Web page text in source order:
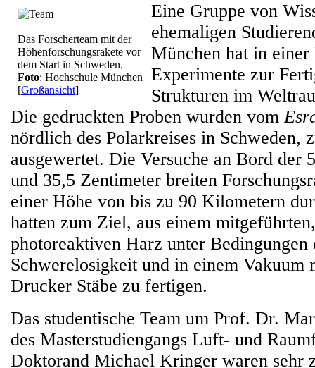
Das Forscherteam mit der
Höhenforschungsrakete vor
dem Start in Schweden.
Foto: Hochschule München
[Großansicht]
Eine Gruppe von
ehemaligen
München hat in einer
Experimente zur
Strukturen im
Die gedruckten Proben wurden vom
nördlich des Polarkreises in Schweden,
ausgewertet. Die Versuche an Bord der
und 35,5 Zentimeter breiten
einer Höhe von bis zu 90 Kilometern
hatten zum Ziel, aus einem
photoreaktiven Harz unter Bedingungen
Schwerelosigkeit und in einem Vakuum
Drucker Stäbe zu fertigen.
Das studentische Team um Prof. Dr.
des Masterstudiengangs Luft- und
Doktorand Michael Kringer waren sehr